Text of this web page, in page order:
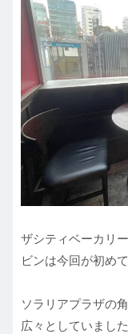
ザシティベーカリ
ビンは今回が初め
ソラリアプラザの
広々としていました